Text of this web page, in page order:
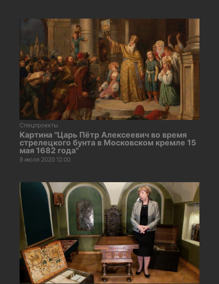
Спецпроекты
Картина "Царь Пётр Алексеевич во время
стрелецкого бунта в Московском кремле 15
мая 1682 года"
8 июля 2020 12:00